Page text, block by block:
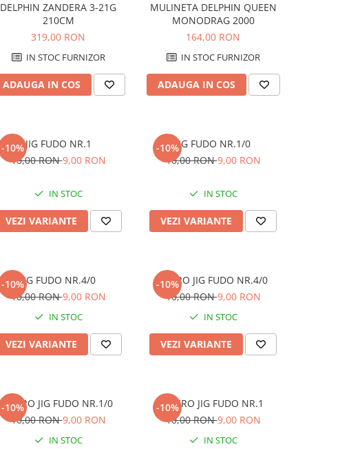
DELPHIN ZANDERA 3-21G
210CM
319,00 RON
IN STOC FURNIZOR
ADAUGA IN COS
MULINETA DELPHIN QUEEN
MONODRAG 2000
164,00 RON
IN STOC FURNIZOR
ADAUGA IN COS
-10%JIG FUDO NR.1
10,00 RON9,00 RON
IN STOC
VEZI VARIANTE
-10%JIG FUDO NR.1/0
10,00 RON9,00 RON
IN STOC
VEZI VARIANTE
-10%JIG FUDO NR.4/0
10,00 RON9,00 RON
IN STOC
VEZI VARIANTE
-10%
MICRO JIG FUDO NR.4/0
10,00 RON9,00 RON
IN STOC
VEZI VARIANTE
-10%
MICRO JIG FUDO NR.1/0
10,00 RON9,00 RON
IN STOC
-10%
MICRO JIG FUDO NR.1
10,00 RON9,00 RON
IN STOC